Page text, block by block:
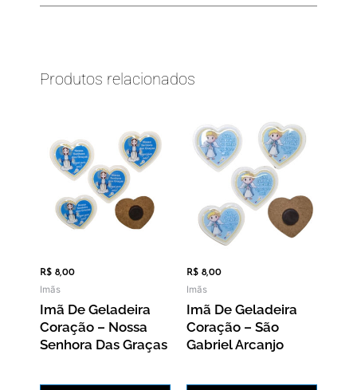
Produtos relacionados
R$ 8,00
Imãs
Imã De Geladeira
Coração – Nossa
Senhora Das Graças
R$ 8,00
Imãs
Imã De Geladeira
Coração – São
Gabriel Arcanjo